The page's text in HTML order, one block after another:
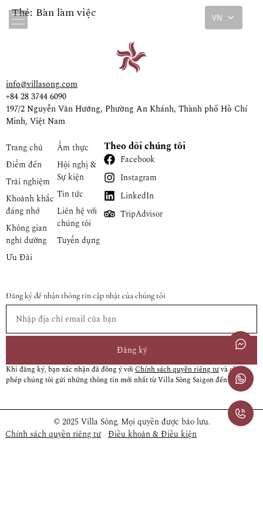
VN
Thẻ: Bàn làm việc
info@villasong.com
+84 28 3744 6090
197/2 Nguyễn Văn Hưởng, Phường An Khánh, Thành phố Hồ Chí
Minh, Việt Nam
Trang chủ
Điểm đến
Trải nghiệm
Khoảnh khắc
đáng nhớ
Không gian
nghỉ dưỡng
Ưu Đãi
Ẩm thực
Hội nghị &
Sự kiện
Tin tức
Liên hệ với
chúng tôi
Tuyển dụng
Theo dõi chúng tôi
Facebook
Instagram
LinkedIn
TripAdvisor
Đăng ký để nhận thông tin cập nhật của chúng tôi
Đăng ký
Khi đăng ký, bạn xác nhận đã đồng ý với Chính sách quyền riêng tưvà cho
phép chúng tôi gửi những thông tin mới nhất từ Villa Sông Saigon đến bạn
© 2025 Villa Sông. Mọi quyền được bảo lưu.
Chính sách quyền riêng tư
Điều khoản & Điều kiện